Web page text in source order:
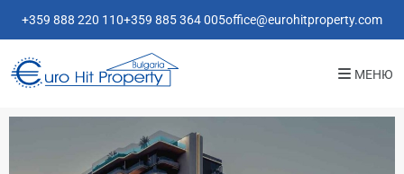
+359 888 220 110+359 885 364 005office@eurohitproperty.com
МЕНЮ